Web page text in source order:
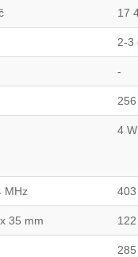
17
2-3
-
256
4 W
MHz
35 mm